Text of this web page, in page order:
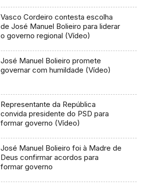
Vasco Cordeiro contesta escolha
de José Manuel Bolieiro para liderar
o governo regional (Vídeo)
José Manuel Bolieiro promete
governar com humildade (Vídeo)
Representante da República
convida presidente do PSD para
formar governo (Vídeo)
José Manuel Bolieiro foi à Madre de
Deus confirmar acordos para
formar governo